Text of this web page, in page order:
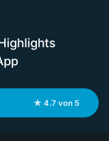
★ 4.7 von 5